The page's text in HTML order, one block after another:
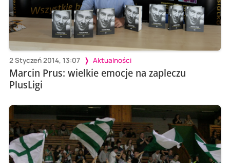
2 Styczeń 2014, 13:07 Aktualności
Marcin Prus: wielkie emocje na zapleczu
PlusLigi